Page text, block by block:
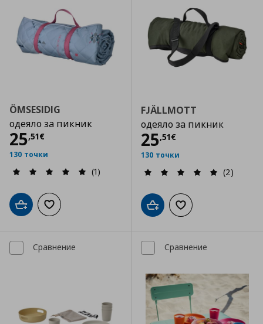
ÖMSESIDIG
одеяло за пикник
25,51€
Цена
130 точки
(1)
Добави в кошницата
Добави към списъка с любими
FJÄLLMOTT
одеяло за пикник
25,51€
Цена
130 точки
(2)
Добави в кошницата
Добави към
Сравнение Сравнение